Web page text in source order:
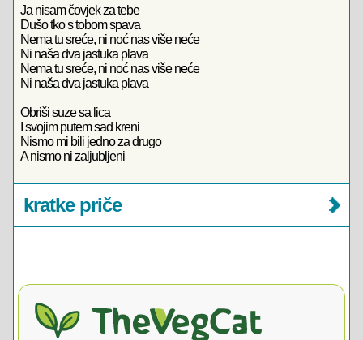
Ja nisam čovjek za tebe
Dušo tko s tobom spava
Nema tu sreće, ni noć nas više neće
Ni naša dva jastuka plava
Nema tu sreće, ni noć nas više neće
Ni naša dva jastuka plava
Obriši suze sa lica
I svojim putem sad kreni
Nismo mi bili jedno za drugo
A nismo ni zaljubljeni
kratke priče